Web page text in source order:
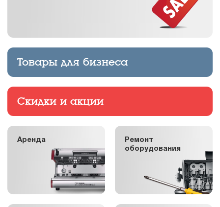
Товары для бизнеса
Скидки и акции
Аренда
Ремонт
оборудования